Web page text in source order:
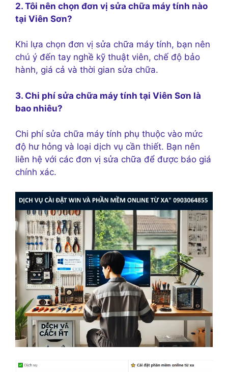
2. Tôi nên chọn đơn vị sửa chữa máy tính nào
tại Viên Sơn?
Khi lựa chọn đơn vị sửa chữa máy tính, bạn nên
chú ý đến tay nghề kỹ thuật viên, chế độ bảo
hành, giá cả và thời gian sửa chữa.
3. Chi phí sửa chữa máy tính tại Viên Sơn là
bao nhiêu?
Chi phí sửa chữa máy tính phụ thuộc vào mức
độ hư hỏng và loại dịch vụ cần thiết. Bạn nên
liên hệ với các đơn vị sửa chữa để được báo giá
chính xác.